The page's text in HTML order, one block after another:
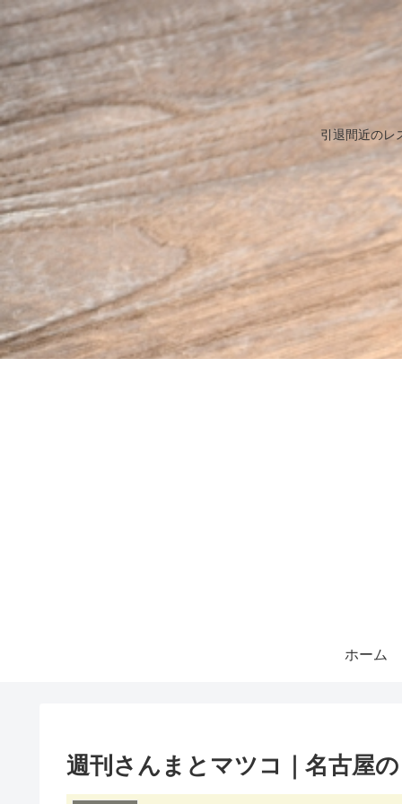
引退間近のレ
ホーム
週刊さんまとマツコ｜名古屋